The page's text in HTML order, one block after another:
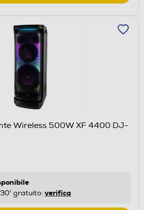
Wireless 500W XF 4400 DJ-
gratuito: verifica